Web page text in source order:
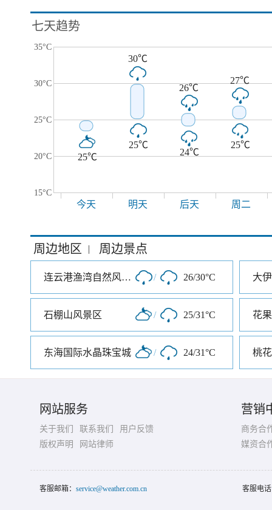
七天趋势
35°C
30°C
25°C
20°C
15°C
25℃
30℃
25℃
26℃
24℃
27℃
25℃
今天 明天 后天 周二
周边地区 | 周边景点
连云港渔湾自然风景区 / 26/30°C 大
石棚山风景区 / 25/31°C 花
东海国际水晶珠宝城 / 24/31°C 桃
网站服务
关于我们 联系我们
用户反馈
版权声明
网站律师
营销
商务合
媒资合
客服邮箱： service@weather.com.cn 客服电